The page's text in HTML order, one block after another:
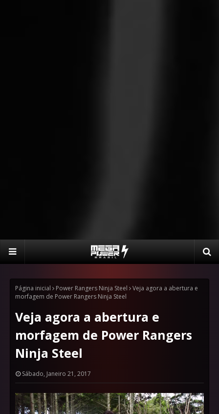
Página inicial Power Rangers Ninja Steel
Veja agora a abertura e
morfagem de Power Rangers Ninja Steel
Veja agora a abertura e
morfagem de Power Rangers
Ninja Steel
Sábado, Janeiro 21, 2017